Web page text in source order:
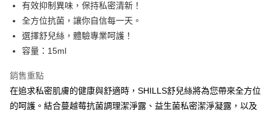
國家/地區配送
有效抑制異味，保持私密清新！
全方位抗菌，讓你自信每一天。
選擇舒兒絲，體驗專業呵護！
容量：15ml
銷售重點
在追求私密肌膚的健康與舒適時，SHILLS舒兒絲將為您帶來全方位
的呵護。結合蔓越莓抗菌調理潔淨露、益生菌私密潔淨凝露，以及